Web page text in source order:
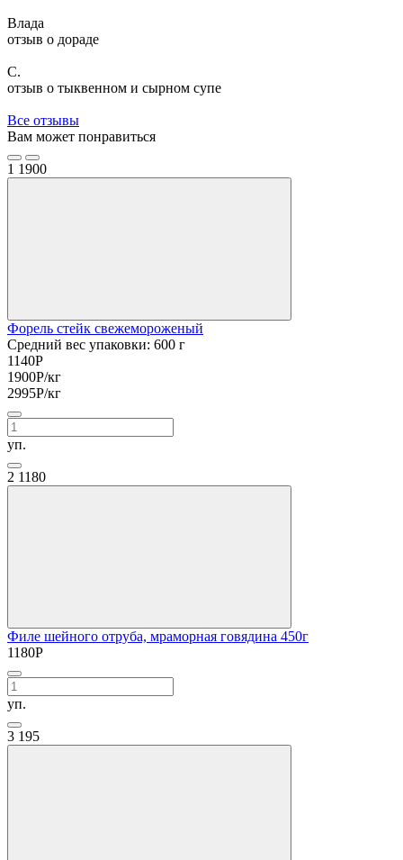
Влада
отзыв о дораде
С.
отзыв о тыквенном и сырном супе
Все отзывы
Вам может понравиться
1 1900
Форель стейк свежемороженый
Средний вес упаковки: 600 г
1140Р
1900Р/кг
2995Р/кг
уп.
2 1180
Филе шейного отруба, мраморная говядина 450г
1180Р
уп.
3 195